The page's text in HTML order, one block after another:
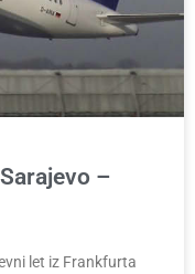
–
let iz Frankfurta